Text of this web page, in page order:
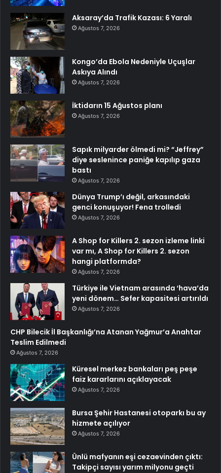
Aksaray’da Trafik Kazası: 6 Yaralı
Ağustos 7, 2026
Kongo’da Ebola Nedeniyle Uçuşlar
Askıya Alındı
Ağustos 7, 2026
İktidarın 15 Ağustos planı
Ağustos 7, 2026
Sapık milyarder ölmedi mi? “Jeffrey”
diye seslenince paniğe kapılıp gaza
bastı
Ağustos 7, 2026
Dünya Trump’ı değil, arkasındaki
genci konuşuyor! Fena trolledi
Ağustos 7, 2026
A Shop for Killers 2. sezon izleme linki
var mı, A Shop for Killers 2. sezon
hangi platformda?
Ağustos 7, 2026
Türkiye ile Vietnam arasında ‘hava’da
yeni dönem… Sefer kapasitesi artırıldı
Ağustos 7, 2026
CHP Bilecik İl Başkanlığı’na Atanan Yağmur’a Anahtar
Teslim Edilmedi
Ağustos 7, 2026
Küresel merkez bankaları peş peşe
faiz kararlarını açıklayacak
Ağustos 7, 2026
Bursa Şehir Hastanesi otoparkı bu ay
hizmete açılıyor
Ağustos 7, 2026
Ünlü mafyanın eşi cezaevinden çıktı:
Takipçi sayısı yarım milyonu geçti